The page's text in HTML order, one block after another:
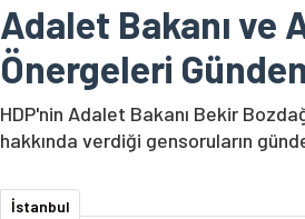
Adalet Bakanı ve
Önergeleri
HDP'nin Adalet Bakanı Bekir
hakkında verdiği gensoruların
İstanbul